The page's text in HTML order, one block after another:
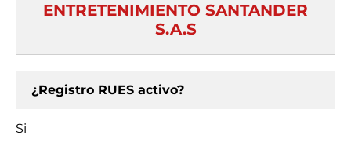
ENTRETENIMIENTO SANTANDER
S.A.S
¿Registro RUES activo?
Si